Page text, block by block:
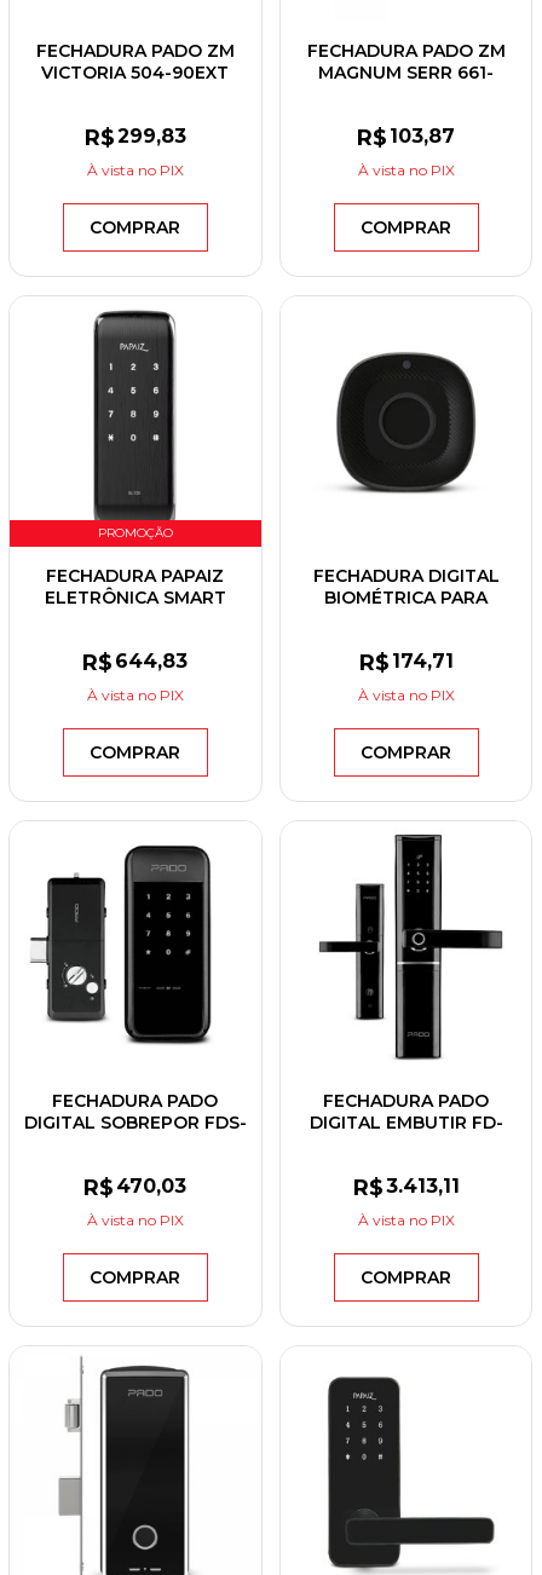
FECHADURA PADO ZM
VICTORIA 504-90EXT
R$299,83
À vista no PIX
COMPRAR
FECHADURA PADO ZM
MAGNUM SERR 661-
R$ 103,87
À vista no PIX
COMPRAR
PROMOÇÃO
FECHADURA PAPAIZ
ELETRÔNICA SMART
R$ 644,83
À vista no PIX
COMPRAR
FECHADURA DIGITAL
BIOMÉTRICA PARA
R$ 174,71
À vista no PIX
COMPRAR
FECHADURA PADO
DIGITAL SOBREPOR FDS-
R$ 470,03
À vista no PIX
COMPRAR
FECHADURA PADO
DIGITAL EMBUTIR FD-
R$3.413,11
À vista no PIX
COMPRAR